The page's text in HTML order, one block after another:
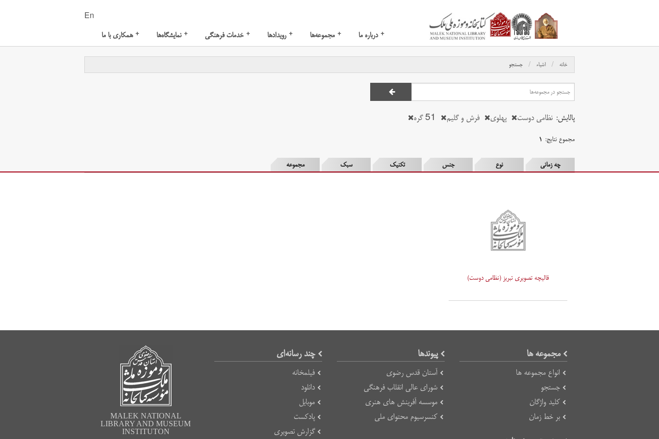
En
همکاری با ما + نمایشگاه‌ها + خدمات فرهنگی + رویدادها + مجموعه‌ها + درباره ما +
خانه اشیاء جستجو
پالایش: نظامی دوست پهلوی فرش و گلیم 51 گره
مجموع نتایج: ۱
چه زمانی نوع جنس تکنیک سبک مجموعه
قالیچه تصویری تبریز (نظامی دوست)
مجموعه ها
انواع مجموعه ها
جستجو
کلید واژگان
بر خط زمان
پیوند‌ها
آستان قدس رضوی
شورای عالی انقلاب فرهنگی
موسسه آفرینش های هنری
کنسرسیوم محتوای ملی
چند رسانه‌ای
فیلمخانه
دانلود
موبایل
پادکست
گزارش تصویری
MALEK NATIONAL
LIBRARY AND MUSEUM
INSTITUTON